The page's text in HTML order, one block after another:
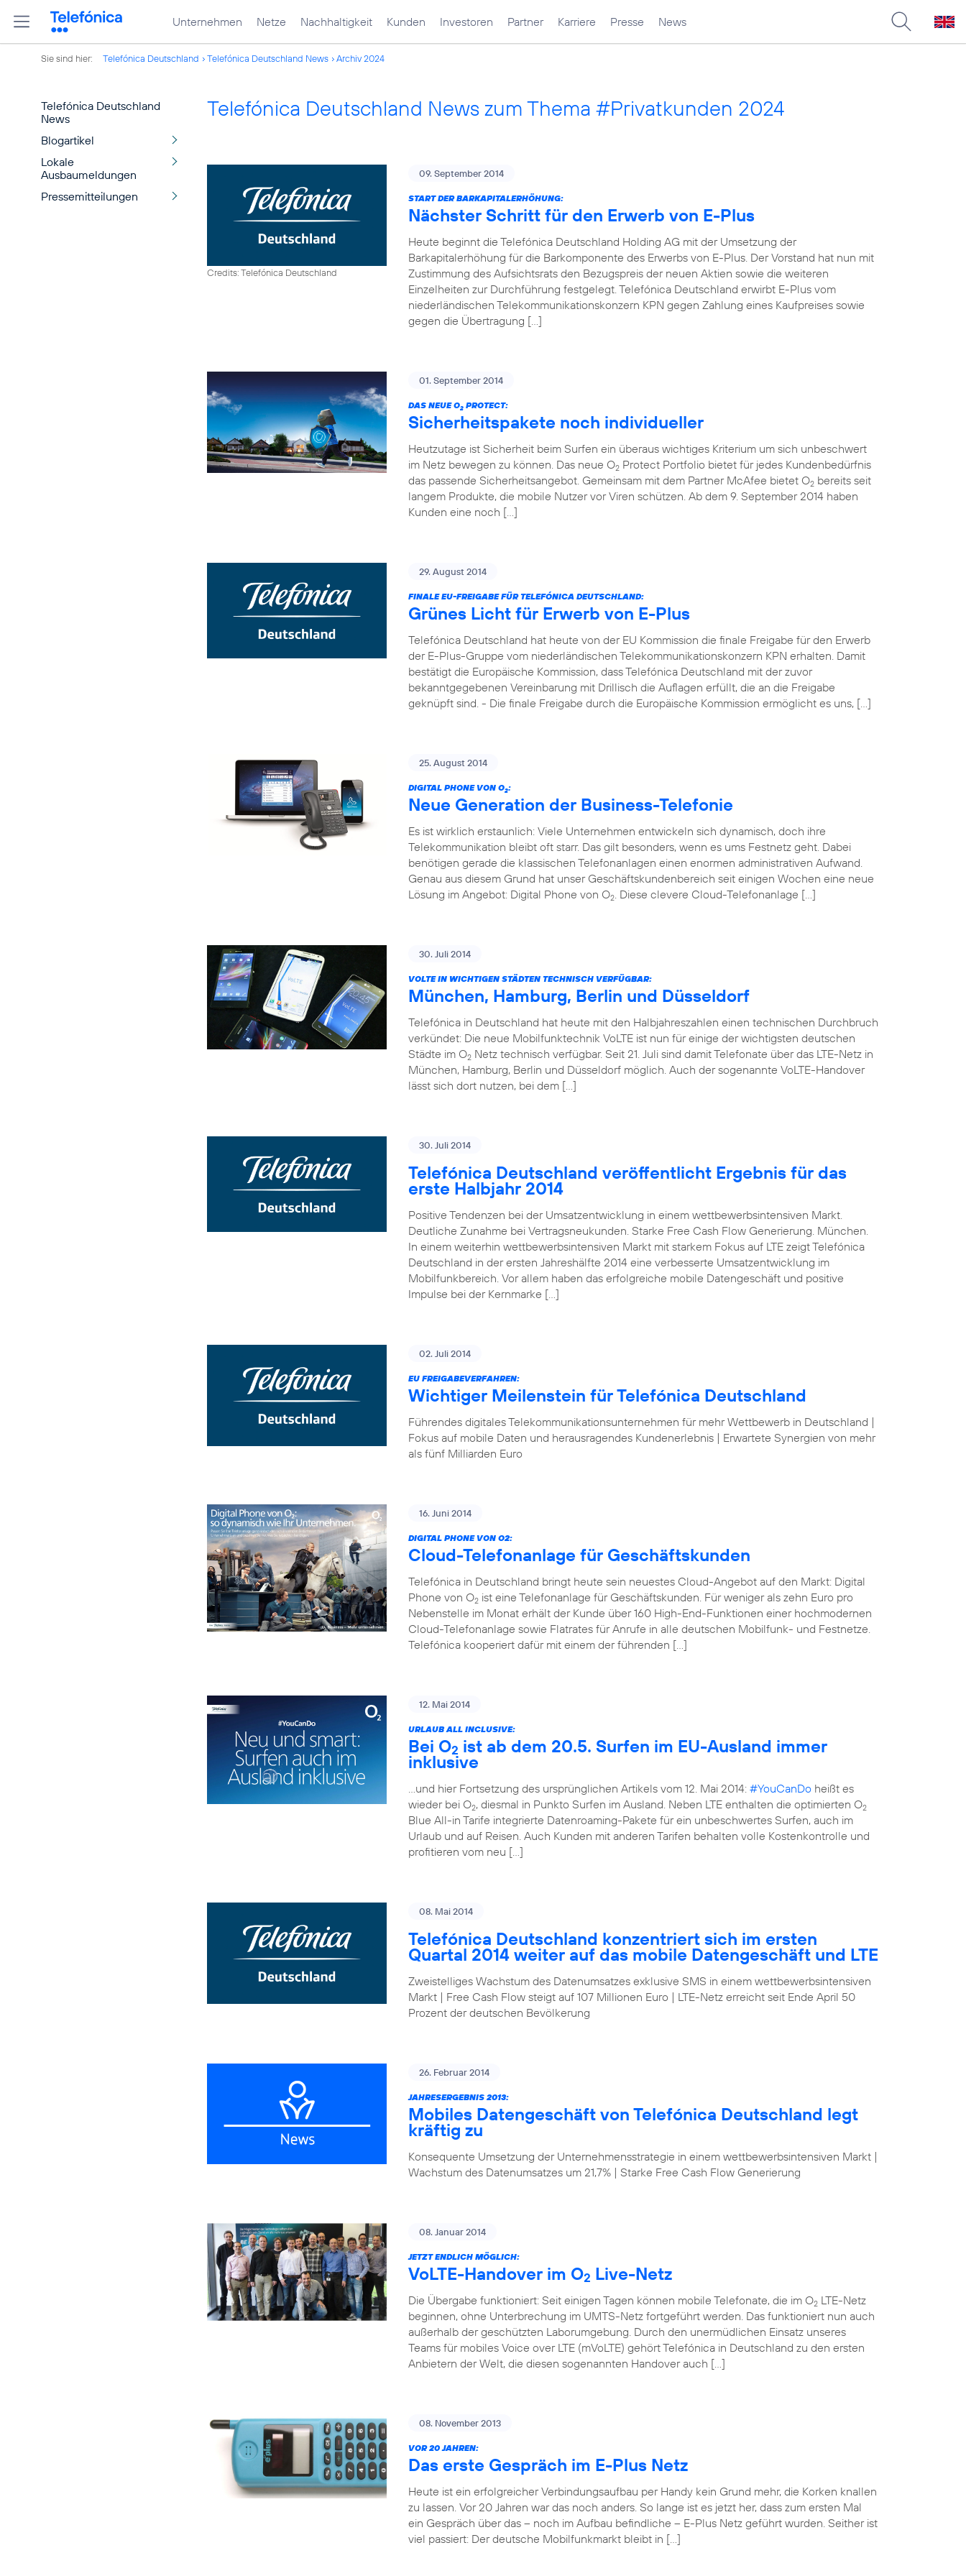
Unternehmen Netze Nachhaltigkeit Kunden Investoren Partner Karriere Presse News
Sie sind hier: Telefónica Deutschland Telefónica Deutschland News Archiv 2024
Telefónica Deutschland
News
Blogartikel
Lokale
Ausbaumeldungen
Pressemitteilungen
Telefónica Deutschland News zum Thema #Privatkunden 2024
Credits: Telefónica Deutschland
09. September 2014
START DER BARKAPITALERHÖHUNG:
Nächster Schritt für den Erwerb von E-Plus
Heute beginnt die Telefónica Deutschland Holding AG mit der Umsetzung der
Barkapitalerhöhung für die Barkomponente des Erwerbs von E-Plus. Der Vorstand hat nun mit
Zustimmung des Aufsichtsrats den Bezugspreis der neuen Aktien sowie die weiteren
Einzelheiten zur Durchführung festgelegt. Telefónica Deutschland erwirbt E-Plus vom
niederländischen Telekommunikationskonzern KPN gegen Zahlung eines Kaufpreises sowie
gegen die Übertragung […]
01. September 2014
DAS NEUE O2 PROTECT:
Sicherheitspakete noch individueller
Heutzutage ist Sicherheit beim Surfen ein überaus wichtiges Kriterium um sich unbeschwert
im Netz bewegen zu können. Das neue O2 Protect Portfolio bietet für jedes Kundenbedürfnis
das passende Sicherheitsangebot. Gemeinsam mit dem Partner McAfee bietet O2 bereits seit
langem Produkte, die mobile Nutzer vor Viren schützen. Ab dem 9. September 2014 haben
Kunden eine noch […]
29. August 2014
FINALE EU-FREIGABE FÜR TELEFÓNICA DEUTSCHLAND:
Grünes Licht für Erwerb von E-Plus
Telefónica Deutschland hat heute von der EU Kommission die finale Freigabe für den Erwerb
der E-Plus-Gruppe vom niederländischen Telekommunikationskonzern KPN erhalten. Damit
bestätigt die Europäische Kommission, dass Telefónica Deutschland mit der zuvor
bekanntgegebenen Vereinbarung mit Drillisch die Auflagen erfüllt, die an die Freigabe
geknüpft sind. - Die finale Freigabe durch die Europäische Kommission ermöglicht es uns, […]
25. August 2014
DIGITAL PHONE VON O2:
Neue Generation der Business-Telefonie
Es ist wirklich erstaunlich: Viele Unternehmen entwickeln sich dynamisch, doch ihre
Telekommunikation bleibt oft starr. Das gilt besonders, wenn es ums Festnetz geht. Dabei
benötigen gerade die klassischen Telefonanlagen einen enormen administrativen Aufwand.
Genau aus diesem Grund hat unser Geschäftskundenbereich seit einigen Wochen eine neue
Lösung im Angebot: Digital Phone von O2. Diese clevere Cloud-Telefonanlage […]
30. Juli 2014
VOLTE IN WICHTIGEN STÄDTEN TECHNISCH VERFÜGBAR:
München, Hamburg, Berlin und Düsseldorf
Telefónica in Deutschland hat heute mit den Halbjahreszahlen einen technischen Durchbruch
verkündet: Die neue Mobilfunktechnik VoLTE ist nun für einige der wichtigsten deutschen
Städte im O2 Netz technisch verfügbar. Seit 21. Juli sind damit Telefonate über das LTE-Netz in
München, Hamburg, Berlin und Düsseldorf möglich. Auch der sogenannte VoLTE-Handover
lässt sich dort nutzen, bei dem […]
30. Juli 2014
Telefónica Deutschland veröffentlicht Ergebnis für das
erste Halbjahr 2014
Positive Tendenzen bei der Umsatzentwicklung in einem wettbewerbsintensiven Markt.
Deutliche Zunahme bei Vertragsneukunden. Starke Free Cash Flow Generierung. München.
In einem weiterhin wettbewerbsintensiven Markt mit starkem Fokus auf LTE zeigt Telefónica
Deutschland in der ersten Jahreshälfte 2014 eine verbesserte Umsatzentwicklung im
Mobilfunkbereich. Vor allem haben das erfolgreiche mobile Datengeschäft und positive
Impulse bei der Kernmarke […]
02. Juli 2014
EU FREIGABEVERFAHREN:
Wichtiger Meilenstein für Telefónica Deutschland
Führendes digitales Telekommunikationsunternehmen für mehr Wettbewerb in Deutschland |
Fokus auf mobile Daten und herausragendes Kundenerlebnis | Erwartete Synergien von mehr
als fünf Milliarden Euro
16. Juni 2014
DIGITAL PHONE VON O2:
Cloud-Telefonanlage für Geschäftskunden
Telefónica in Deutschland bringt heute sein neuestes Cloud-Angebot auf den Markt: Digital
Phone von O2 ist eine Telefonanlage für Geschäftskunden. Für weniger als zehn Euro pro
Nebenstelle im Monat erhält der Kunde über 160 High-End-Funktionen einer hochmodernen
Cloud-Telefonanlage sowie Flatrates für Anrufe in alle deutschen Mobilfunk- und Festnetze.
Telefónica kooperiert dafür mit einem der führenden […]
12. Mai 2014
URLAUB ALL INCLUSIVE:
Bei O2 ist ab dem 20.5. Surfen im EU-Ausland immer
inklusive
…und hier Fortsetzung des ursprünglichen Artikels vom 12. Mai 2014: #YouCanDo heißt es
wieder bei O2, diesmal in Punkto Surfen im Ausland. Neben LTE enthalten die optimierten O2
Blue All-in Tarife integrierte Datenroaming-Pakete für ein unbeschwertes Surfen, auch im
Urlaub und auf Reisen. Auch Kunden mit anderen Tarifen behalten volle Kostenkontrolle und
profitieren vom neu […]
08. Mai 2014
Telefónica Deutschland konzentriert sich im ersten
Quartal 2014 weiter auf das mobile Datengeschäft und LTE
Zweistelliges Wachstum des Datenumsatzes exklusive SMS in einem wettbewerbsintensiven
Markt | Free Cash Flow steigt auf 107 Millionen Euro | LTE-Netz erreicht seit Ende April 50
Prozent der deutschen Bevölkerung
26. Februar 2014
JAHRESERGEBNIS 2013:
Mobiles Datengeschäft von Telefónica Deutschland legt
kräftig zu
Konsequente Umsetzung der Unternehmensstrategie in einem wettbewerbsintensiven Markt |
Wachstum des Datenumsatzes um 21,7% | Starke Free Cash Flow Generierung
08. Januar 2014
JETZT ENDLICH MÖGLICH:
VoLTE-Handover im O2 Live-Netz
Die Übergabe funktioniert: Seit einigen Tagen können mobile Telefonate, die im O2 LTE-Netz
beginnen, ohne Unterbrechung im UMTS-Netz fortgeführt werden. Das funktioniert nun auch
außerhalb der geschützten Laborumgebung. Durch den unermüdlichen Einsatz unseres
Teams für mobiles Voice over LTE (mVoLTE) gehört Telefónica in Deutschland zu den ersten
Anbietern der Welt, die diesen sogenannten Handover auch […]
08. November 2013
VOR 20 JAHREN:
Das erste Gespräch im E-Plus Netz
Heute ist ein erfolgreicher Verbindungsaufbau per Handy kein Grund mehr, die Korken knallen
zu lassen. Vor 20 Jahren war das noch anders. So lange ist es jetzt her, dass zum ersten Mal
ein Gespräch über das – noch im Aufbau befindliche – E-Plus Netz geführt wurden. Seither ist
viel passiert: Der deutsche Mobilfunkmarkt bleibt in […]